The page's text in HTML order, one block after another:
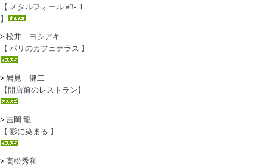
【 メタルフォール #3-Ⅱ
】
> 松井 ヨシアキ
【 パリのカフェテラス 】
> 岩見 健二
【開店前のレストラン】
> 吉岡 龍
【 影に染まる 】
> 高松秀和